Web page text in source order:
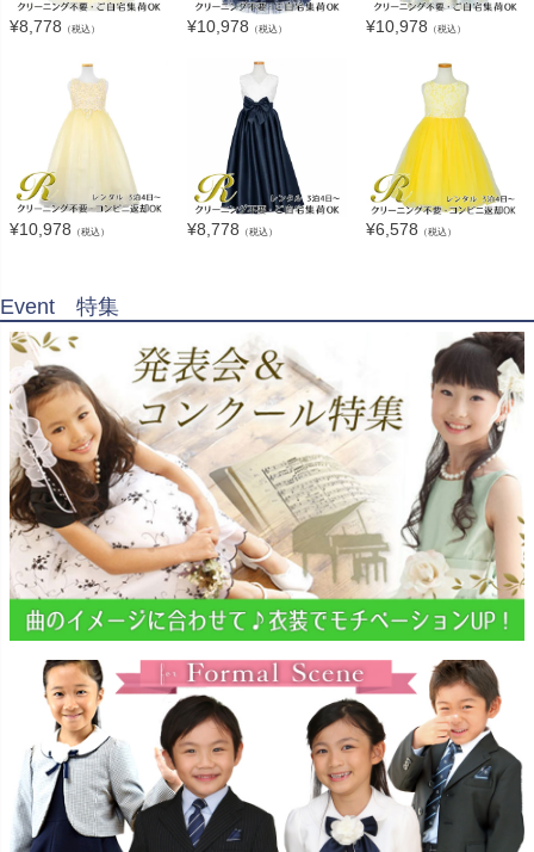
¥8,778 （税込） ¥10,978 （税込） ¥10,978 （税込）
¥10,978 （税込） ¥8,778 （税込） ¥6,578 （税込）
Event 特集